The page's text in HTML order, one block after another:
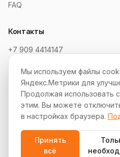
FAQ
Контакты
+7 909 4414147
Telegram: @SokSaitov_bot
Пн–Пт, 10:00–19:00
Партнёрская программа
© 2012–2026
Мы используем файлы
Яндекс.Метрики для
Продолжая использовать
этим. Вы можете
в настройках браузера.
Принять
всё